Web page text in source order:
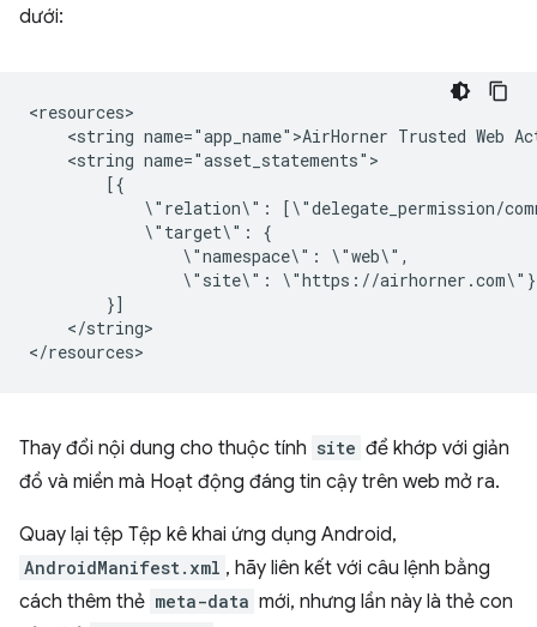
dưới:
<string name="app_name">AirHorner Trusted Web
<string
\"relation\":
\"target\":
\"namespace\":
\"site\":
</string>
Thay đổi nội dung cho thuộc tính site để khớp với giản
đồ và miền mà Hoạt động đáng tin cậy trên web mở ra.
Quay lại tệp Tệp kê khai ứng dụng Android,
AndroidManifest.xml , hãy liên kết với câu lệnh bằng
cách thêm thẻ meta-data mới, nhưng lần này là thẻ con